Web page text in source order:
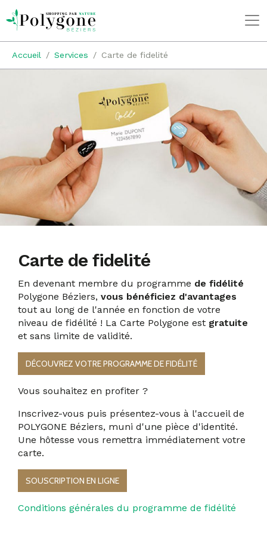
Accueil Services Carte de fidelité
Carte de fidelité
En devenant membre du programme de fidélité
Polygone Béziers, vous bénéficiez d'avantages
tout au long de l'année en fonction de votre
niveau de fidélité ! La Carte Polygone est gratuite
et sans limite de validité.
DÉCOUVREZ VOTRE PROGRAMME DE FIDÉLITÉ
Vous souhaitez en profiter ?
Inscrivez-vous puis présentez-vous à l'accueil de
POLYGONE Béziers, muni d'une pièce d'identité.
Une hôtesse vous remettra immédiatement votre
carte.
SOUSCRIPTION EN LIGNE
Conditions générales du programme de fidélité